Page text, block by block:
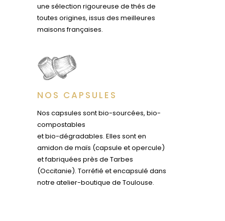
une sélection rigoureuse de thés de
toutes origines, issus des meilleures
maisons françaises.
NOS CAPSULES
Nos capsules sont bio-sourcées, bio-
compostables
et bio-dégradables. Elles sont en
amidon de maïs (capsule et opercule)
et fabriquées près de Tarbes
(Occitanie). Torréfié et encapsulé dans
notre atelier-boutique de Toulouse.